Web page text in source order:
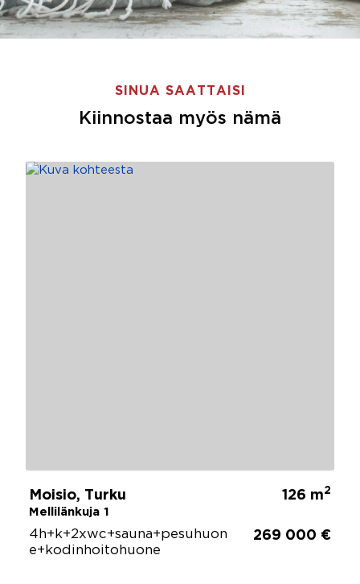
SINUA SAATTAISI
Kiinnostaa myös nämä
Moisio, Turku
Mellilänkuja 1
126 m2
4h+k+2xwc+sauna+pesuhuon
e+kodinhoitohuone
269 000 €